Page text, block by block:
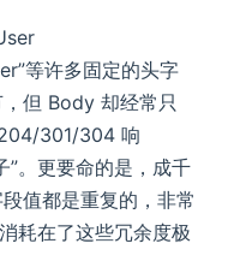
等许多固定的头字
但 Body 却经常只
301/304 响
”。更要命的是，成千
值都是重复的，非常
耗在了这些冗余度极